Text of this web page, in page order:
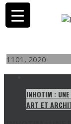
11 01, 2020
INHOTIM :
ART ET